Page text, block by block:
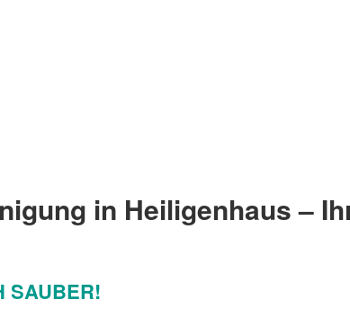
in Heiligenhaus –
SAUBER!